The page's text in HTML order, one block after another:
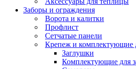
Заборы и ограждения
Ворота и калитки
Профлист
Сетчатые панели
Крепеж и комплектующие
Заглушки
Комплектующие для